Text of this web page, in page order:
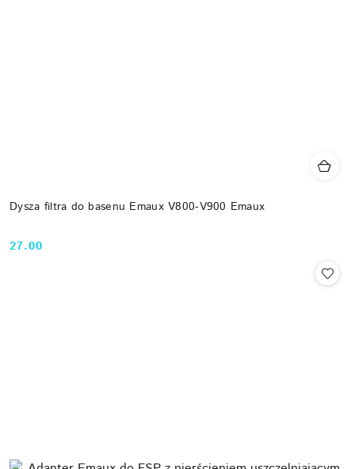
Dysza filtra do basenu Emaux V800-V900 Emaux
Cena:
27.00